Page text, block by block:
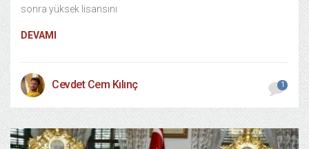
sonra yüksek lisansını
DEVAMI
Cevdet Cem Kılınç 1